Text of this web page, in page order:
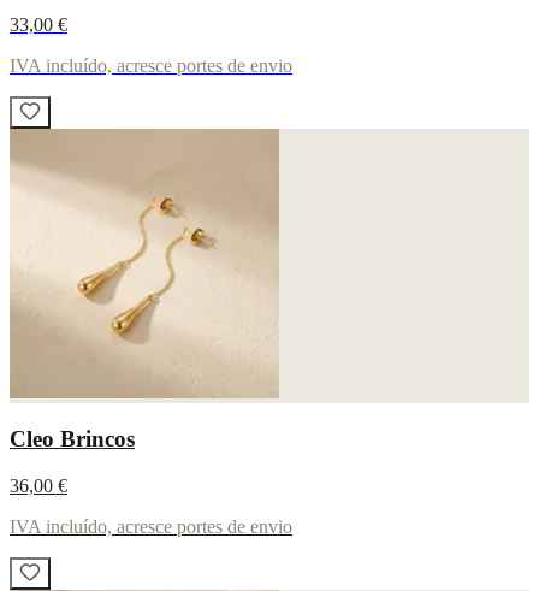
33,00 €
IVA incluído, acresce portes de envio
Cleo Brincos
36,00 €
IVA incluído, acresce portes de envio